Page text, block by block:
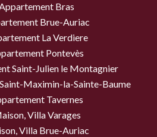
Bras
Brue-Auriac
La Verdiere
Pontevès
Saint-Julien le Montagnier
Maximin-la-Sainte-Baume
Tavernes
Villa Varages
Villa Brue-Auriac